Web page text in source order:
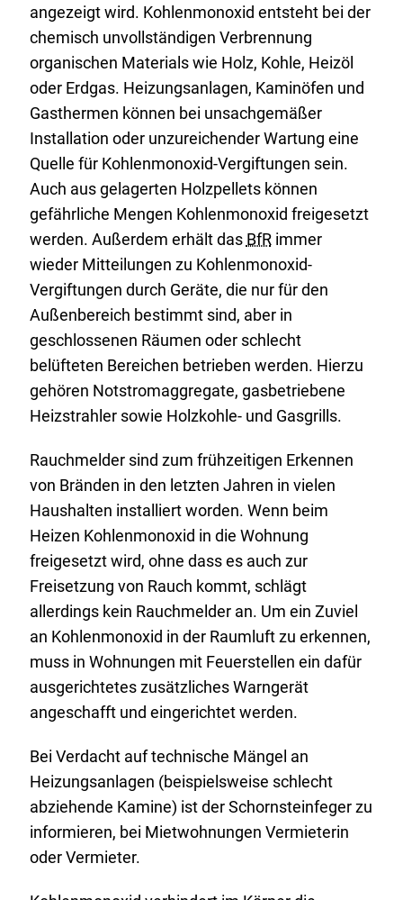
angezeigt wird. Kohlenmonoxid entsteht bei der
chemisch unvollständigen Verbrennung
organischen Materials wie Holz, Kohle, Heizöl
oder Erdgas. Heizungsanlagen, Kaminöfen und
Gasthermen können bei unsachgemäßer
Installation oder unzureichender Wartung eine
Quelle für Kohlenmonoxid-Vergiftungen sein.
Auch aus gelagerten Holzpellets können
gefährliche Mengen Kohlenmonoxid freigesetzt
werden. Außerdem erhält das BfRimmer
wieder Mitteilungen zu Kohlenmonoxid-
Vergiftungen durch Geräte, die nur für den
Außenbereich bestimmt sind, aber in
geschlossenen Räumen oder schlecht
belüfteten Bereichen betrieben werden. Hierzu
gehören Notstromaggregate, gasbetriebene
Heizstrahler sowie Holzkohle- und Gasgrills.
Rauchmelder sind zum frühzeitigen Erkennen
von Bränden in den letzten Jahren in vielen
Haushalten installiert worden. Wenn beim
Heizen Kohlenmonoxid in die Wohnung
freigesetzt wird, ohne dass es auch zur
Freisetzung von Rauch kommt, schlägt
allerdings kein Rauchmelder an. Um ein Zuviel
an Kohlenmonoxid in der Raumluft zu erkennen,
muss in Wohnungen mit Feuerstellen ein dafür
ausgerichtetes zusätzliches Warngerät
angeschafft und eingerichtet werden.
Bei Verdacht auf technische Mängel an
Heizungsanlagen (beispielsweise schlecht
abziehende Kamine) ist der Schornsteinfeger zu
informieren, bei Mietwohnungen Vermieterin
oder Vermieter.